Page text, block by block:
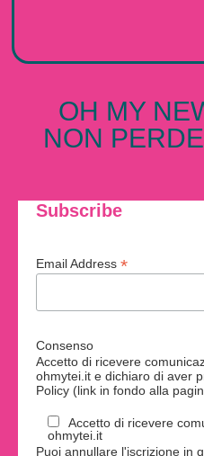
OH MY
NON
Subscribe
Email Address *
Consenso
Accetto di ricevere
ohmytei.it e dichiaro di aver
Policy (link in fondo alla
Accetto di ricevere
ohmytei.it
Puoi annullare l'iscrizione in